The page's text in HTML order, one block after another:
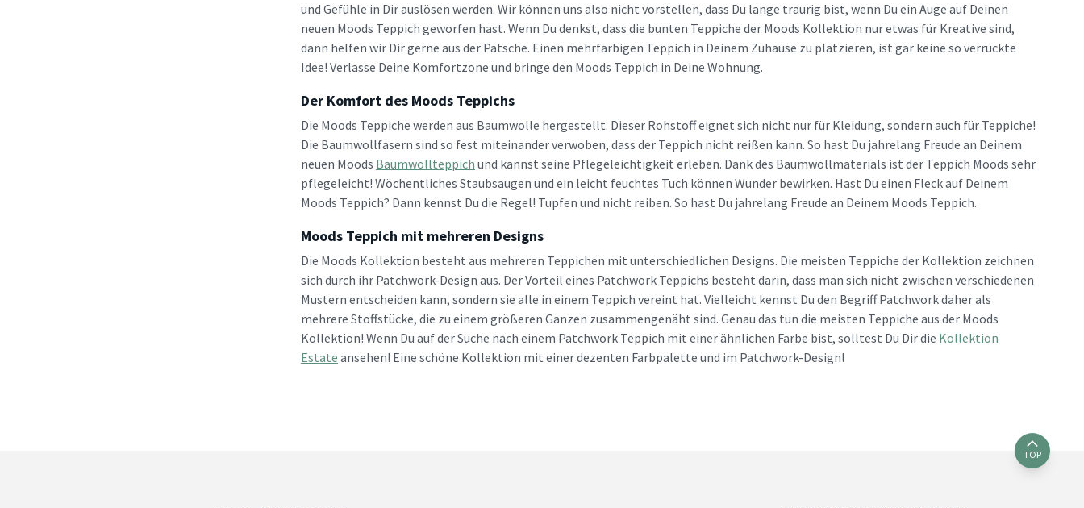
und Gefühle in Dir auslösen werden. Wir können uns also nicht vorstellen, dass Du lange traurig bist, wenn Du ein Auge auf Deinen
neuen Moods Teppich geworfen hast. Wenn Du denkst, dass die bunten Teppiche der Moods Kollektion nur etwas für Kreative sind,
dann helfen wir Dir gerne aus der Patsche. Einen mehrfarbigen Teppich in Deinem Zuhause zu platzieren, ist gar keine so verrückte
Idee! Verlasse Deine Komfortzone und bringe den Moods Teppich in Deine Wohnung.
Der Komfort des Moods Teppichs
Die Moods Teppiche werden aus Baumwolle hergestellt. Dieser Rohstoff eignet sich nicht nur für Kleidung, sondern auch für Teppiche!
Die Baumwollfasern sind so fest miteinander verwoben, dass der Teppich nicht reißen kann. So hast Du jahrelang Freude an Deinem
neuen Moods Baumwollteppich und kannst seine Pflegeleichtigkeit erleben. Dank des Baumwollmaterials ist der Teppich Moods sehr
pflegeleicht! Wöchentliches Staubsaugen und ein leicht feuchtes Tuch können Wunder bewirken. Hast Du einen Fleck auf Deinem
Moods Teppich? Dann kennst Du die Regel! Tupfen und nicht reiben. So hast Du jahrelang Freude an Deinem Moods Teppich.
Moods Teppich mit mehreren Designs
Die Moods Kollektion besteht aus mehreren Teppichen mit unterschiedlichen Designs. Die meisten Teppiche der Kollektion zeichnen
sich durch ihr Patchwork-Design aus. Der Vorteil eines Patchwork Teppichs besteht darin, dass man sich nicht zwischen verschiedenen
Mustern entscheiden kann, sondern sie alle in einem Teppich vereint hat. Vielleicht kennst Du den Begriff Patchwork daher als
mehrere Stoffstücke, die zu einem größeren Ganzen zusammengenäht sind. Genau das tun die meisten Teppiche aus der Moods
Kollektion! Wenn Du auf der Suche nach einem Patchwork Teppich mit einer ähnlichen Farbe bist, solltest Du Dir die Kollektion
Estate ansehen! Eine schöne Kollektion mit einer dezenten Farbpalette und im Patchwork-Design!
TOP